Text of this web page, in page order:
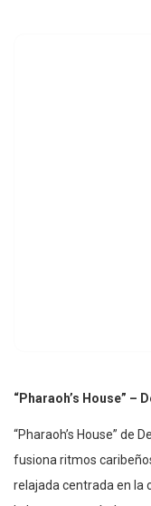
“Pharaoh’s House” –
“Pharaoh’s House” de
fusiona ritmos
relajada centrada en la